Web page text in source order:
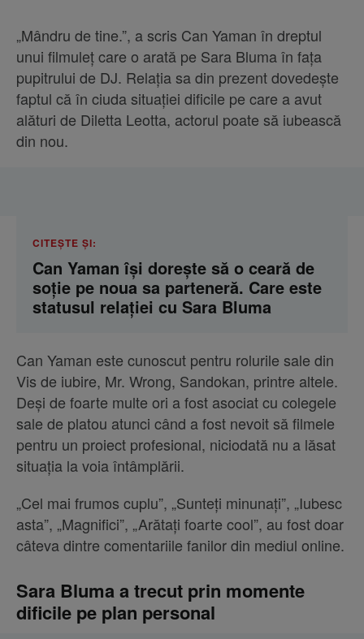
„Mândru de tine.”, a scris Can Yaman în dreptul
unui filmuleț care o arată pe Sara Bluma în fața
pupitrului de DJ. Relația sa din prezent dovedește
faptul că în ciuda situației dificile pe care a avut
alături de Diletta Leotta, actorul poate să iubească
din nou.
CITEȘTE ȘI:
Can Yaman își dorește să o ceară de
soție pe noua sa parteneră. Care este
statusul relației cu Sara Bluma
Can Yaman este cunoscut pentru rolurile sale din
Vis de iubire, Mr. Wrong, Sandokan, printre altele.
Deși de foarte multe ori a fost asociat cu colegele
sale de platou atunci când a fost nevoit să filmele
pentru un proiect profesional, niciodată nu a lăsat
situația la voia întâmplării.
„Cel mai frumos cuplu”, „Sunteți minunați”, „Iubesc
asta”, „Magnifici”, „Arătați foarte cool”, au fost doar
câteva dintre comentariile fanilor din mediul online.
Sara Bluma a trecut prin momente
dificile pe plan personal